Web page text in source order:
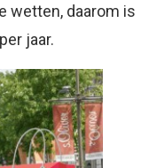
wetten, daarom is
jaar.